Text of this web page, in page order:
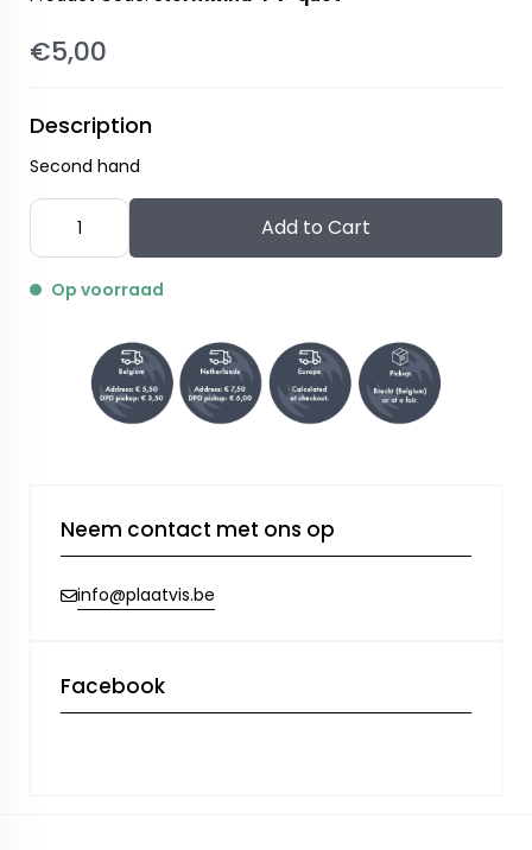
€5,00
Description
Second hand
Add to Cart
Op voorraad
Neem contact met ons op
info@plaatvis.be
Facebook